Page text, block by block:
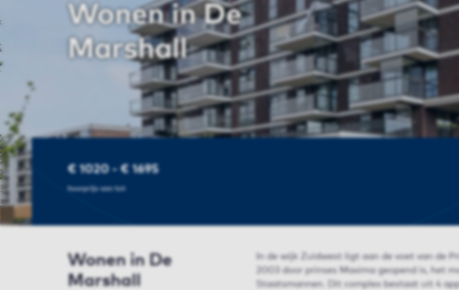
Wonen in De
Marshall
€ 1020 - € 1695
huurprijs van tot
Wonen in De
Marshall
In de wijk Zuidwest ligt aan de voet van de
2003 door prinses Maxima geopend is, het
Staatsmannen. Dit complex bestaat uit 4